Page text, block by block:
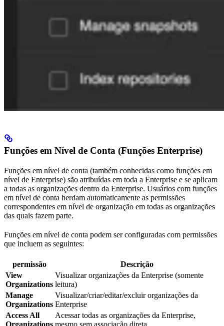
Funções em Nível de Conta (Funções Enterprise)
Funções em nível de conta (também conhecidas como funções em
nível de Enterprise) são atribuídas em toda a Enterprise e se aplicam
a todas as organizações dentro da Enterprise. Usuários com funções
em nível de conta herdam automaticamente as permissões
correspondentes em nível de organização em todas as organizações
das quais fazem parte.
Funções em nível de conta podem ser configuradas com permissões
que incluem as seguintes:
permissão
Descrição
View
Organizations
Visualizar organizações da Enterprise (somente
leitura)
Manage
Organizations
Visualizar/criar/editar/excluir organizações da
Enterprise
Access All
Organizations
Acessar todas as organizações da Enterprise,
mesmo sem associação direta